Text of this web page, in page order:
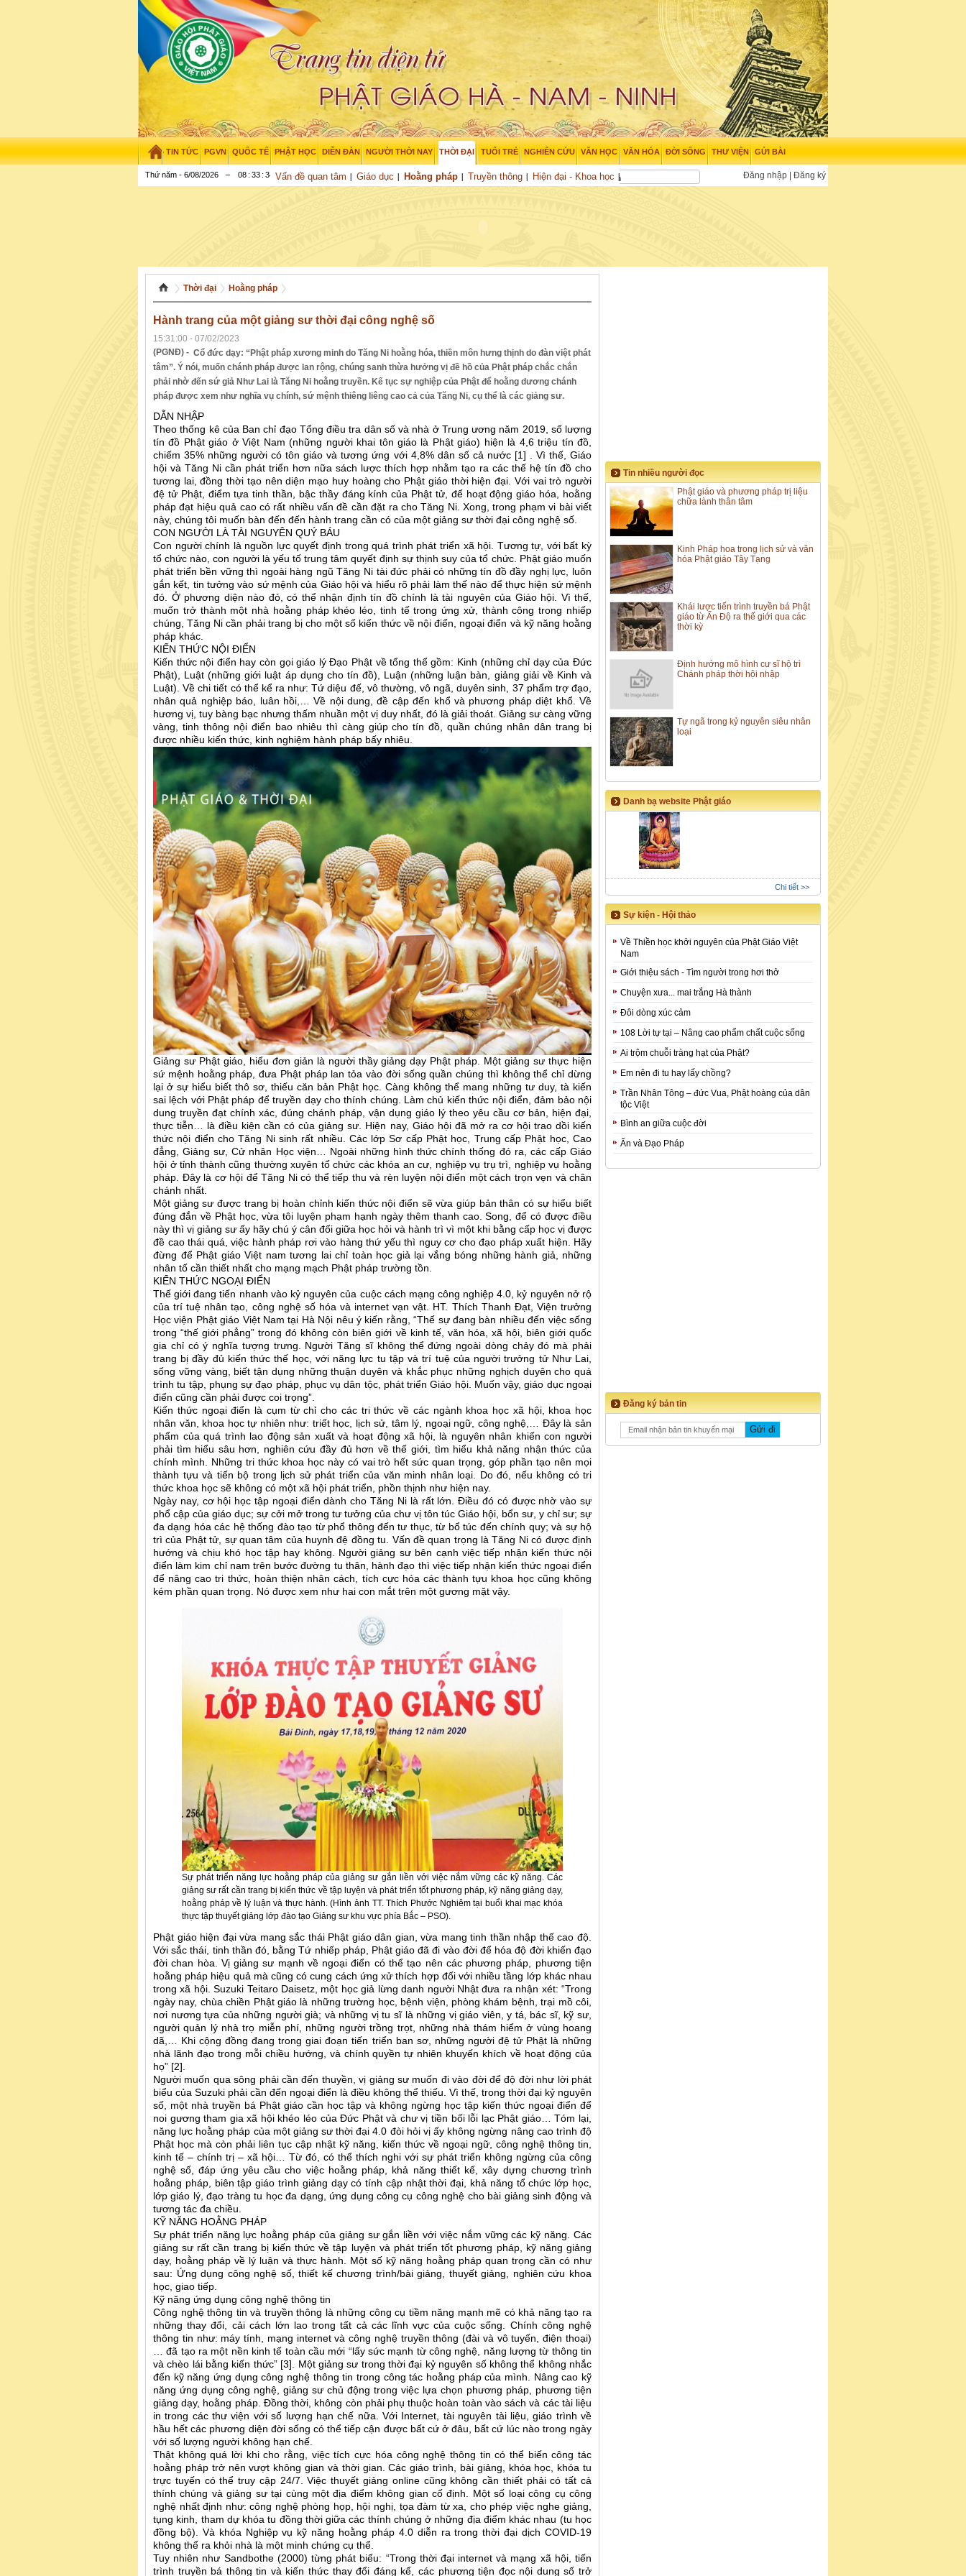
TIN TỨC PGVN QUỐC TẾ PHẬT HỌC DIỄN ĐÀN NGƯỜI THỜI NAY THỜI ĐẠI
Vấn đề quan tâm Giáo dục Hoằng pháp Truyền thông Hiện đại - Khoa học
TUỔI TRẺ NGHIÊN CỨU VĂN HỌC VĂN HÓA ĐỜI SỐNG THƯ VIỆN GỬI BÀI
Thứ năm - 6/08/2026 – 08 : 33 : 35 Đăng nhập Đăng ký
Thời đại Hoằng pháp
Hành trang của một giảng sư thời đại công nghệ số
15:31:00 - 07/02/2023
(PGNĐ) - Cổ đức dạy: “Phật pháp xương minh do Tăng Ni hoằng hóa, thiền môn hưng thịnh do đàn việt phát
tâm”. Ý nói, muốn chánh pháp được lan rộng, chúng sanh thừa hưởng vị đề hồ của Phật pháp chắc chắn
phải nhờ đến sứ giả Như Lai là Tăng Ni hoằng truyền. Kế tục sự nghiệp của Phật để hoằng dương chánh
pháp được xem như nghĩa vụ chính, sứ mệnh thiêng liêng cao cả của Tăng Ni, cụ thể là các giảng sư.
DẪN NHẬP
Theo thống kê của Ban chỉ đạo Tổng điều tra dân số và nhà ở Trung ương năm 2019, số lượng
tín đồ Phật giáo ở Việt Nam (những người khai tôn giáo là Phật giáo) hiện là 4,6 triệu tín đồ,
chiếm 35% những người có tôn giáo và tương ứng với 4,8% dân số cả nước [1] . Vì thế, Giáo
hội và Tăng Ni cần phát triển hơn nữa sách lược thích hợp nhằm tạo ra các thế hệ tín đồ cho
tương lai, đồng thời tạo nên diện mạo huy hoàng cho Phật giáo thời hiện đại. Với vai trò người
đệ tử Phật, điểm tựa tinh thần, bậc thầy đáng kính của Phật tử, để hoạt động giáo hóa, hoằng
pháp đạt hiệu quả cao có rất nhiều vấn đề cần đặt ra cho Tăng Ni. Xong, trong phạm vi bài viết
này, chúng tôi muốn bàn đến đến hành trang cần có của một giảng sư thời đại công nghệ số.
CON NGƯỜI LÀ TÀI NGUYÊN QUÝ BÁU
Con người chính là nguồn lực quyết định trong quá trình phát triển xã hội. Tương tự, với bất kỳ
tổ chức nào, con người là yếu tố trung tâm quyết định sự thịnh suy của tổ chức. Phật giáo muốn
phát triển bền vững thì ngoài hàng ngũ Tăng Ni tài đức phải có những tín đồ đầy nghị lực, luôn
gắn kết, tin tưởng vào sứ mệnh của Giáo hội và hiểu rõ phải làm thế nào để thực hiện sứ mệnh
đó. Ở phương diện nào đó, có thể nhận định tín đồ chính là tài nguyên của Giáo hội. Vì thế,
muốn trở thành một nhà hoằng pháp khéo léo, tinh tế trong ứng xử, thành công trong nhiếp
chúng, Tăng Ni cần phải trang bị cho một số kiến thức về nội điển, ngoại điển và kỹ năng hoằng
pháp khác.
KIẾN THỨC NỘI ĐIỂN
Kiến thức nội điển hay còn gọi giáo lý Đạo Phật về tổng thể gồm: Kinh (những chỉ dạy của Đức
Phật), Luật (những giới luật áp dụng cho tín đồ), Luận (những luận bàn, giảng giải về Kinh và
Luật). Về chi tiết có thể kể ra như: Tứ diệu đế, vô thường, vô ngã, duyên sinh, 37 phẩm trợ đạo,
nhân quả nghiệp báo, luân hồi,… Về nội dung, đề cập đến khổ và phương pháp diệt khổ. Về
hương vị, tuy bàng bạc nhưng thấm nhuần một vị duy nhất, đó là giải thoát. Giảng sư càng vững
vàng, tinh thông nội điển bao nhiêu thì càng giúp cho tín đồ, quần chúng nhân dân trang bị
được nhiều kiến thức, kinh nghiệm hành pháp bấy nhiêu.
Giảng sư Phật giáo, hiểu đơn giản là người thầy giảng dạy Phật pháp. Một giảng sư thực hiện
sứ mệnh hoằng pháp, đưa Phật pháp lan tỏa vào đời sống quần chúng thì không thể chỉ dừng
lại ở sự hiểu biết thô sơ, thiếu căn bản Phật học. Càng không thể mang những tư duy, tà kiến
sai lệch với Phật pháp để truyền dạy cho thính chúng. Làm chủ kiến thức nội điển, đảm bảo nội
dung truyền đạt chính xác, đúng chánh pháp, vận dụng giáo lý theo yêu cầu cơ bản, hiện đại,
thực tiễn… là điều kiện cần có của giảng sư. Hiện nay, Giáo hội đã mở ra cơ hội trao dồi kiến
thức nội điển cho Tăng Ni sinh rất nhiều. Các lớp Sơ cấp Phật học, Trung cấp Phật học, Cao
đẳng, Giảng sư, Cử nhân Học viện… Ngoài những hình thức chính thống đó ra, các cấp Giáo
hội ở tỉnh thành cũng thường xuyên tổ chức các khóa an cư, nghiệp vụ trụ trì, nghiệp vụ hoằng
pháp. Đây là cơ hội để Tăng Ni có thể tiếp thu và rèn luyện nội điển một cách trọn vẹn và chân
chánh nhất.
Một giảng sư được trang bị hoàn chỉnh kiến thức nội điển sẽ vừa giúp bản thân có sự hiểu biết
đúng đắn về Phật học, vừa tôi luyện phạm hạnh ngày thêm thanh cao. Song, để có được điều
này thì vị giảng sư ấy hãy chú ý cân đối giữa học hỏi và hành trì vì một khi bằng cấp học vị được
đề cao thái quá, việc hành pháp rơi vào hàng thứ yếu thì nguy cơ cho đạo pháp xuất hiện. Hãy
đừng để Phật giáo Việt nam tương lai chỉ toàn học giả lại vắng bóng những hành giả, những
nhân tố cần thiết nhất cho mạng mạch Phật pháp trường tồn.
KIẾN THỨC NGOẠI ĐIỂN
Thế giới đang tiến nhanh vào kỷ nguyên của cuộc cách mạng công nghiệp 4.0, kỷ nguyên nở rộ
của trí tuệ nhân tạo, công nghệ số hóa và internet vạn vật. HT. Thích Thanh Đạt, Viện trưởng
Học viện Phật giáo Việt Nam tại Hà Nội nêu ý kiến rằng, “Thế sự đang bàn nhiều đến việc sống
trong “thế giới phẳng” trong đó không còn biên giới về kinh tế, văn hóa, xã hội, biên giới quốc
gia chỉ có ý nghĩa tượng trưng. Người Tăng sĩ không thể đứng ngoài dòng chảy đó mà phải
trang bị đầy đủ kiến thức thế học, với năng lực tu tập và trí tuệ của người trưởng tử Như Lai,
sống vững vàng, biết tận dụng những thuận duyên và khắc phục những nghịch duyên cho quá
trình tu tập, phụng sự đạo pháp, phục vụ dân tộc, phát triển Giáo hội. Muốn vậy, giáo dục ngoại
điển cũng cần phải được coi trọng”.
Kiến thức ngoại điển là cụm từ chỉ cho các tri thức về các ngành khoa học xã hội, khoa học
nhân văn, khoa học tự nhiên như: triết học, lịch sử, tâm lý, ngoại ngữ, công nghệ,… Đây là sản
phẩm của quá trình lao động sản xuất và hoạt động xã hội, là nguyên nhân khiến con người
phải tìm hiểu sâu hơn, nghiên cứu đầy đủ hơn về thế giới, tìm hiểu khả năng nhận thức của
chính mình. Những tri thức khoa học này có vai trò hết sức quan trọng, góp phần tạo nên mọi
thành tựu và tiến bộ trong lịch sử phát triển của văn minh nhân loại. Do đó, nếu không có tri
thức khoa học sẽ không có một xã hội phát triển, phồn thịnh như hiện nay.
Ngày nay, cơ hội học tập ngoại điển dành cho Tăng Ni là rất lớn. Điều đó có được nhờ vào sự
phổ cập của giáo dục; sự cởi mở trong tư tưởng của chư vị tôn túc Giáo hội, bổn sư, y chỉ sư; sự
đa dạng hóa các hệ thống đào tạo từ phổ thông đến tư thục, từ bổ túc đến chính quy; và sự hộ
trì của Phật tử, sự quan tâm của huynh đệ đồng tu. Vấn đề quan trọng là Tăng Ni có được định
hướng và chịu khó học tập hay không. Người giảng sư bên cạnh việc tiếp nhận kiến thức nội
điển làm kim chỉ nam trên bước đường tu thân, hành đạo thì việc tiếp nhận kiến thức ngoại điển
để nâng cao tri thức, hoàn thiện nhân cách, tích cực hóa các thành tựu khoa học cũng không
kém phần quan trọng. Nó được xem như hai con mắt trên một gương mặt vậy.
Sự phát triển năng lực hoằng pháp của giảng sư gắn liền với việc nắm vững các kỹ năng. Các
giảng sư rất cần trang bị kiến thức về tập luyện và phát triển tốt phương pháp, kỹ năng giảng dạy,
hoằng pháp về lý luận và thực hành. (Hình ảnh TT. Thích Phước Nghiêm tại buổi khai mạc khóa
thực tập thuyết giảng lớp đào tạo Giảng sư khu vực phía Bắc – PSO).
Phật giáo hiện đại vừa mang sắc thái Phật giáo dân gian, vừa mang tinh thần nhập thế cao độ.
Với sắc thái, tinh thần đó, bằng Tứ nhiếp pháp, Phật giáo đã đi vào đời để hóa độ đời khiến đạo
đời chan hòa. Vị giảng sư mạnh về ngoại điển có thể tạo nên các phương pháp, phương tiện
hoằng pháp hiệu quả mà cũng có cung cách ứng xử thích hợp đối với nhiều tầng lớp khác nhau
trong xã hội. Suzuki Teitaro Daisetz, một học giả lừng danh người Nhật đưa ra nhận xét: “Trong
ngày nay, chùa chiền Phật giáo là những trường học, bệnh viện, phòng khám bệnh, trại mồ côi,
nơi nương tựa của những người già; và những vị tu sĩ là những vị giáo viên, y tá, bác sĩ, kỹ sư,
người quản lý nhà trọ miễn phí, những người trồng trọt, những nhà thám hiểm ở vùng hoang
dã,… Khi cộng đồng đang trong giai đoạn tiến triển ban sơ, những người đệ tử Phật là những
nhà lãnh đạo trong mỗi chiều hướng, và chính quyền tự nhiên khuyến khích về hoạt động của
họ” [2].
Người muốn qua sông phải cần đến thuyền, vị giảng sư muốn đi vào đời để độ đời như lời phát
biểu của Suzuki phải cần đến ngoại điển là điều không thể thiếu. Vì thế, trong thời đại kỷ nguyên
số, một nhà truyền bá Phật giáo cần học tập và không ngừng học tập kiến thức ngoại điển để
noi gương tham gia xã hội khéo léo của Đức Phật và chư vị tiền bối lỗi lạc Phật giáo… Tóm lại,
năng lực hoằng pháp của một giảng sư thời đại 4.0 đòi hỏi vị ấy không ngừng nâng cao trình độ
Phật học mà còn phải liên tục cập nhật kỹ năng, kiến thức về ngoại ngữ, công nghệ thông tin,
kinh tế – chính trị – xã hội… Từ đó, có thể thích nghi với sự phát triển không ngừng của công
nghệ số, đáp ứng yêu cầu cho việc hoằng pháp, khả năng thiết kế, xây dựng chương trình
hoằng pháp, biên tập giáo trình giảng dạy có tính cập nhật thời đại, khả năng tổ chức lớp học,
lớp giáo lý, đạo tràng tu học đa dạng, ứng dụng công cụ công nghệ cho bài giảng sinh động và
tương tác đa chiều.
KỸ NĂNG HOẰNG PHÁP
Sự phát triển năng lực hoằng pháp của giảng sư gắn liền với việc nắm vững các kỹ năng. Các
giảng sư rất cần trang bị kiến thức về tập luyện và phát triển tốt phương pháp, kỹ năng giảng
dạy, hoằng pháp về lý luận và thực hành. Một số kỹ năng hoằng pháp quan trọng cần có như
sau: Ứng dụng công nghệ số, thiết kế chương trình/bài giảng, thuyết giảng, nghiên cứu khoa
học, giao tiếp.
Kỹ năng ứng dụng công nghệ thông tin
Công nghệ thông tin và truyền thông là những công cụ tiềm năng mạnh mẽ có khả năng tạo ra
những thay đổi, cải cách lớn lao trong tất cả các lĩnh vực của cuộc sống. Chính công nghệ
thông tin như: máy tính, mạng internet và công nghệ truyền thông (đài và vô tuyến, điện thoại)
… đã tạo ra một nền kinh tế toàn cầu mới “lấy sức mạnh từ công nghệ, năng lượng từ thông tin
và chèo lái bằng kiến thức” [3]. Một giảng sư trong thời đại kỷ nguyên số không thể không nhắc
đến kỹ năng ứng dụng công nghệ thông tin trong công tác hoằng pháp của mình. Nâng cao kỹ
năng ứng dụng công nghệ, giảng sư chủ động trong việc lựa chọn phương pháp, phương tiện
giảng dạy, hoằng pháp. Đồng thời, không còn phải phụ thuộc hoàn toàn vào sách và các tài liệu
in trong các thư viện với số lượng hạn chế nữa. Với Internet, tài nguyên tài liệu, giáo trình về
hầu hết các phương diện đời sống có thể tiếp cận được bất cứ ở đâu, bất cứ lúc nào trong ngày
với số lượng người không hạn chế.
Thật không quá lời khi cho rằng, việc tích cực hóa công nghệ thông tin có thể biến công tác
hoằng pháp trở nên vượt không gian và thời gian. Các giáo trình, bài giảng, khóa học, khóa tu
trực tuyến có thể truy cập 24/7. Việc thuyết giảng online cũng không cần thiết phải có tất cả
thính chúng và giảng sư tại cùng một địa điểm không gian cố định. Một số loại công cụ công
nghệ nhất định như: công nghệ phòng họp, hội nghị, tọa đàm từ xa, cho phép việc nghe giảng,
tụng kinh, tham dự khóa tu đồng thời giữa các thính chúng ở những địa điểm khác nhau (tu học
đồng bộ). Và khóa Nghiệp vụ kỹ năng hoằng pháp 4.0 diễn ra trong thời đại dịch COVID-19
không thể ra khỏi nhà là một minh chứng cụ thể.
Tuy nhiên như Sandbothe (2000) từng phát biểu: “Trong thời đại internet và mạng xã hội, tiến
trình truyền bá thông tin và kiến thức thay đổi đáng kể, các phương tiện đọc nội dung số trở
Tin nhiều người đọc
Phật giáo và phương pháp trị liệu
chữa lành thân tâm
Kinh Pháp hoa trong lịch sử và văn
hóa Phật giáo Tây Tạng
Khái lược tiến trình truyền bá Phật
giáo từ Ấn Độ ra thế giới qua các
thời kỳ
Định hướng mô hình cư sĩ hộ trì
Chánh pháp thời hội nhập
Tự ngã trong kỷ nguyên siêu nhân
loại
Danh bạ website Phật giáo
Chi tiết >>
Sự kiện - Hội thảo
Về Thiền học khởi nguyên của Phật Giáo Việt
Nam
Giới thiệu sách - Tìm người trong hơi thở
Chuyện xưa... mai trắng Hà thành
Đôi dòng xúc cảm
108 Lời tự tại – Nâng cao phẩm chất cuộc sống
Ai trộm chuỗi tràng hạt của Phật?
Em nên đi tu hay lấy chồng?
Trần Nhân Tông – đức Vua, Phật hoàng của dân
tộc Việt
Bình an giữa cuộc đời
Ăn và Đạo Pháp
Đăng ký bản tin